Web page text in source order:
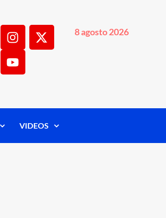
8 agosto 2026
VIDEOS